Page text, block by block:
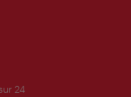
24